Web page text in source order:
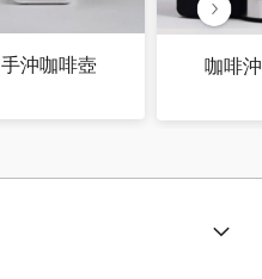
手沖咖啡壺 咖啡